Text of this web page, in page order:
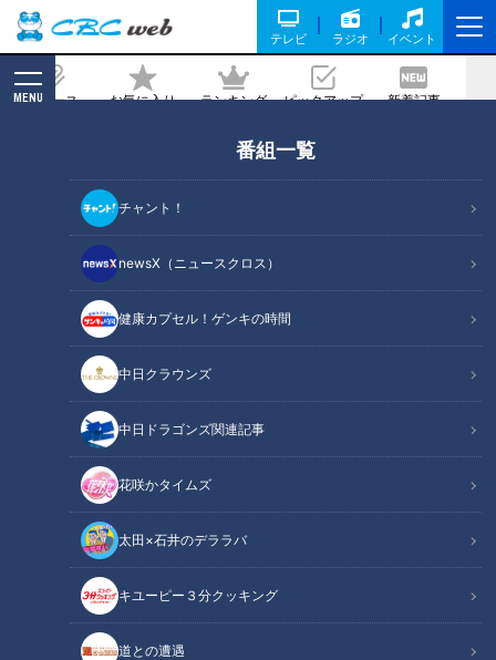
テレビ ラジオ イベント
ニュース お気に入り ランキング ピックアップ 新着記事
MENU
番組一覧
チャント！
newsX（ニュースクロス）
健康カプセル！ゲンキの時間
中日クラウンズ
中日ドラゴンズ関連記事
花咲かタイムズ
太田×石井のデララバ
キユーピー３分クッキング
道との遭遇
麺屋はなび総大将がプロデュースする
「タカ飯店」
記事に戻る